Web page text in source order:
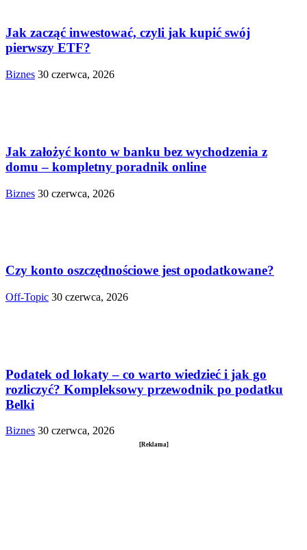
Jak zacząć inwestować, czyli jak kupić swój
pierwszy ETF?
Biznes 30 czerwca, 2026
Jak założyć konto w banku bez wychodzenia z
domu – kompletny poradnik online
Biznes 30 czerwca, 2026
Czy konto oszczędnościowe jest opodatkowane?
Off-Topic 30 czerwca, 2026
Podatek od lokaty – co warto wiedzieć i jak go
rozliczyć? Kompleksowy przewodnik po podatku
Belki
Biznes 30 czerwca, 2026
[Reklama]